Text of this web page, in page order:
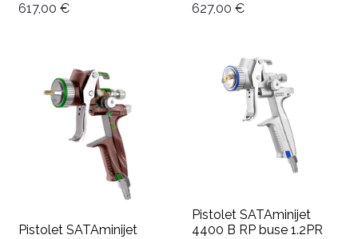
617,00 €
627,00 €
Pistolet SATAminijet
Pistolet SATAminijet
4400 B RP buse 1.2PR